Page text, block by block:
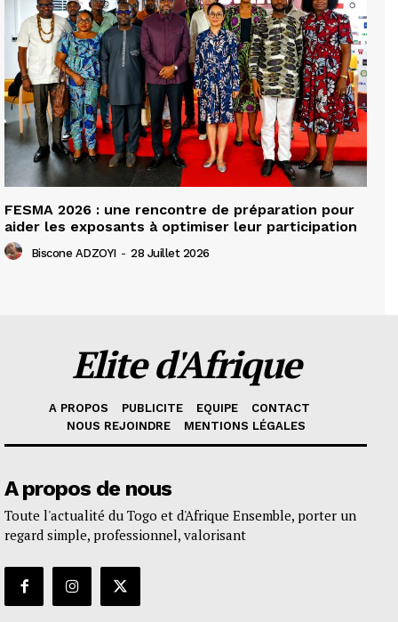
FESMA 2026 : une rencontre de préparation pour
aider les exposants à optimiser leur participation
Biscone ADZOYI - 28 Juillet 2026
Elite d'Afrique
A PROPOS PUBLICITE EQUIPE
CONTACT
NOUS REJOINDRE
MENTIONS LÉGALES
A propos de nous
Toute l'actualité du Togo et d'Afrique Ensemble, porter un
regard simple, professionnel, valorisant